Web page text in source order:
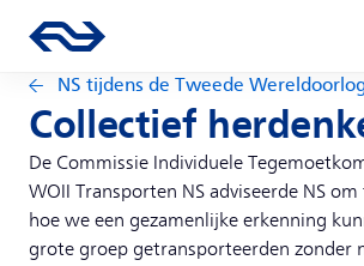
Hoofdnavigatie
Ga naar de homepage van ns.nl
NS tijdens de Tweede
Collectief
De Commissie Individuele
WOII Transporten NS adviseerde NS
hoe we een gezamenlijke erkenning
grote groep getransporteerden zonder